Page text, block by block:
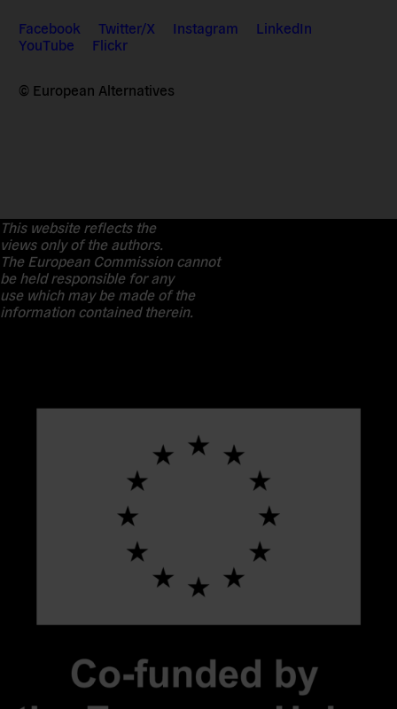
Facebook Twitter/X Instagram
LinkedIn
YouTube
Flickr
© European Alternatives
This website reflects the
views only of the authors.
The European Commission cannot
be held responsible for any
use which may be made of the
information contained therein.